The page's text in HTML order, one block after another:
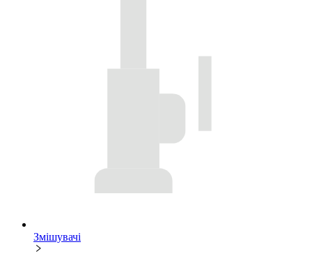
Змішувачі